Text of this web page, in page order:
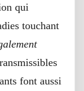
qui
touchant
font aussi